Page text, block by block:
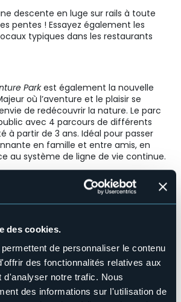
des cookies.
de personnaliser le contenu
des fonctionnalités relatives aux
d'analyser notre trafic. Nous
des informations sur l'utilisation de
descente en luge sur rails à toute
pentes ! Essayez également les
typiques dans les restaurants
Parkest également la nouvelle
où l’aventure et le plaisir se
de redécouvrir la nature. Le parc
avec 4 parcours de différents
à partir de 3 ans. Idéal pour passer
en famille et entre amis, en
au système de ligne de vie continue.
est situé à Alpino (Stresa). Le
une superficie d’environ 40 000
à proximité : Sacro Monte
mondial de l’UNESCO), lac
Omegna, Pettenasco, Stresa,